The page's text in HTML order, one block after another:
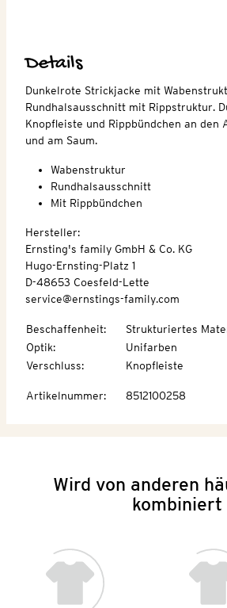
Details
Dunkelrote Strickjacke mit
Rundhalsausschnitt mit Rippstruktur.
Knopfleiste und Rippbündchen an den
und am Saum.
Wabenstruktur
Rundhalsausschnitt
Mit Rippbündchen
Hersteller:
Ernsting's family GmbH & Co. KG
Hugo-Ernsting-Platz 1
D-48653 Coesfeld-Lette
service@ernstings-family.com
Beschaffenheit:
Strukturiertes
Optik:
Unifarben
Verschluss: Knopfleiste
Artikelnummer: 8512100258
Wird von anderen
kombiniert